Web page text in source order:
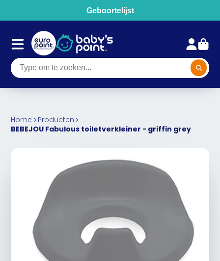
Geboortelijst
Home
Producten
BEBEJOU Fabulous toiletverkleiner - griffin grey